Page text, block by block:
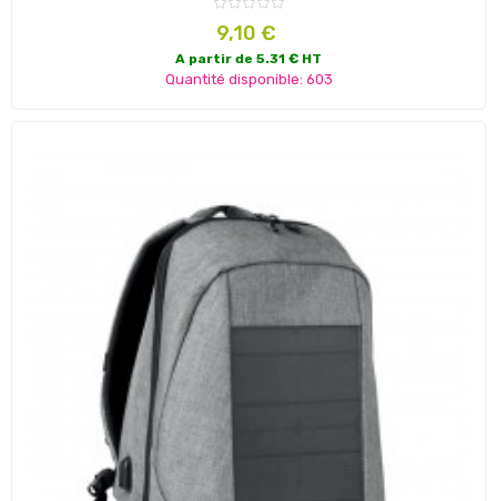
Prix
9,10 €
A partir de 5.31 € HT
Quantité disponible: 603